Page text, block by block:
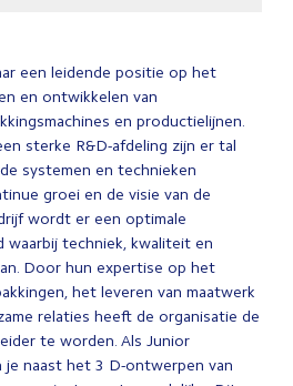
een leidende positie op het
en ontwikkelen van
en productielijnen.
sterke R&D-afdeling zijn er tal
systemen en technieken
groei en de visie van de
wordt er een optimale
waarbij techniek, kwaliteit en
Door hun expertise op het
het leveren van maatwerk
relaties heeft de organisatie de
te worden. Als Junior
je naast het 3 D-ontwerpen van